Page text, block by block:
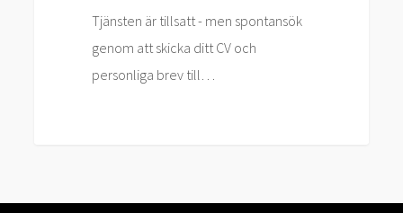
Tjänsten är tillsatt - men spontansök
genom att skicka ditt CV och
personliga brev till…